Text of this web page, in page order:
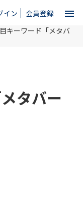
イン 会員登録 menu
キーワード「メタバ
タバー